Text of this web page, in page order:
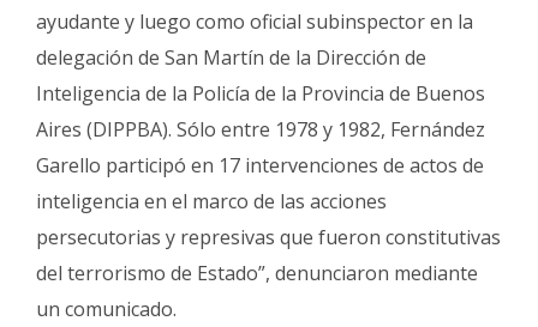
ayudante y luego como oficial subinspector en la
delegación de San Martín de la Dirección de
Inteligencia de la Policía de la Provincia de Buenos
Aires (DIPPBA). Sólo entre 1978 y 1982, Fernández
Garello participó en 17 intervenciones de actos de
inteligencia en el marco de las acciones
persecutorias y represivas que fueron constitutivas
del terrorismo de Estado”, denunciaron mediante
un comunicado.